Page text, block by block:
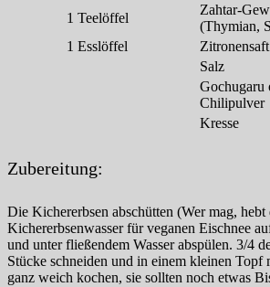
1 Teelöffel
Zahtar-
(Thymian,
1 Esslöffel
Zitronensaft
Salz
Gochugaru
Chilipulver
Kresse
Zubereitung:
Die Kichererbsen abschütten (Wer mag, hebt
Kichererbsenwasser für veganen Eischnee
und unter fließendem Wasser abspülen. 3/4
Stücke schneiden und in einem kleinen Topf
ganz weich kochen, sie sollten noch etwas